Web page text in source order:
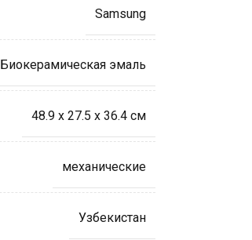
Samsung
Биокерамическая эмаль
48.9 x 27.5 x 36.4 см
механические
Узбекистан